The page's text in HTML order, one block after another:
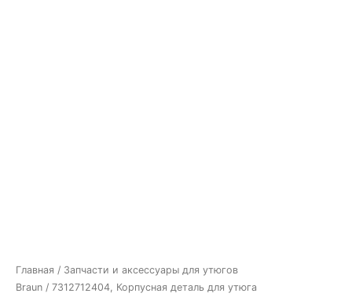
Главная / Запчасти и аксессуары для утюгов
Braun / 7312712404, Корпусная деталь для утюга